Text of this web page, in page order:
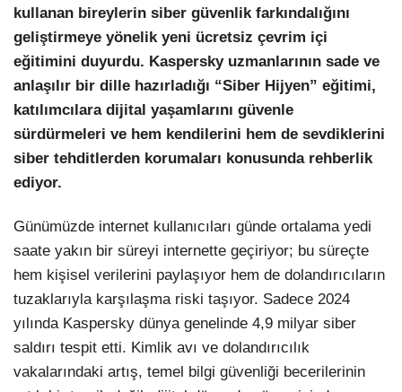
kullanan bireylerin siber güvenlik farkındalığını
geliştirmeye yönelik yeni ücretsiz çevrim içi
eğitimini duyurdu. Kaspersky uzmanlarının sade ve
anlaşılır bir dille hazırladığı “Siber Hijyen” eğitimi,
katılımcılara dijital yaşamlarını güvenle
sürdürmeleri ve hem kendilerini hem de sevdiklerini
siber tehditlerden korumaları konusunda rehberlik
ediyor.
Günümüzde internet kullanıcıları günde ortalama yedi
saate yakın bir süreyi internette geçiriyor; bu süreçte
hem kişisel verilerini paylaşıyor hem de dolandırıcıların
tuzaklarıyla karşılaşma riski taşıyor. Sadece 2024
yılında Kaspersky dünya genelinde 4,9 milyar siber
saldırı tespit etti. Kimlik avı ve dolandırıcılık
vakalarındaki artış, temel bilgi güvenliği becerilerinin